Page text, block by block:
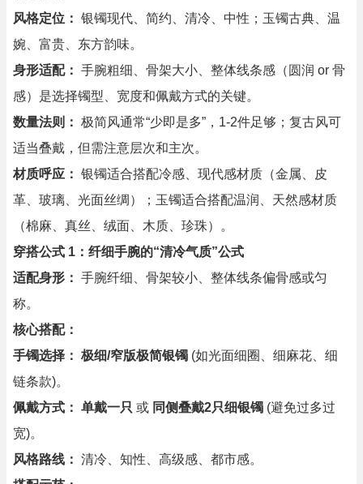
风格定位： 银镯现代、简约、清冷、中性；玉镯古典、温
婉、富贵、东方韵味。
身形适配： 手腕粗细、骨架大小、整体线条感（圆润 or 骨
感）是选择镯型、宽度和佩戴方式的关键。
数量法则： 极简风通常“少即是多”，1-2件足够；复古风可
适当叠戴，但需注意层次和主次。
材质呼应： 银镯适合搭配冷感、现代感材质（金属、皮
革、玻璃、光面丝绸）；玉镯适合搭配温润、天然感材质
（棉麻、真丝、绒面、木质、珍珠）。
穿搭公式 1：纤细手腕的“清冷气质”公式
适配身形： 手腕纤细、骨架较小、整体线条偏骨感或匀
称。
核心搭配：
手镯选择： 极细/窄版极简银镯 (如光面细圈、细麻花、细
链条款)。
佩戴方式： 单戴一只 或 同侧叠戴2只细银镯 (避免过多过
宽)。
风格路线： 清冷、知性、高级感、都市感。